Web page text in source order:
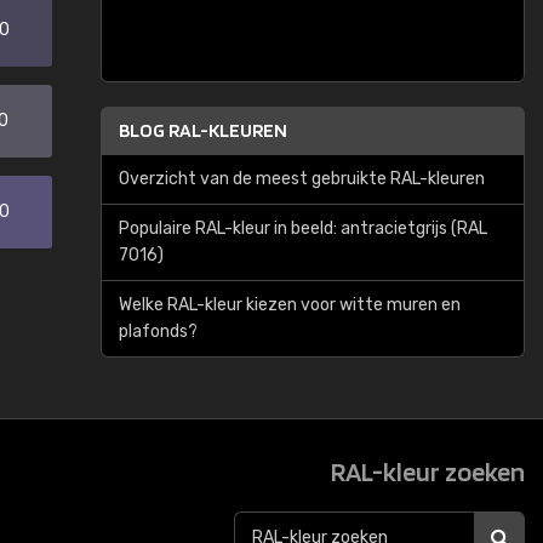
BLOG RAL-KLEUREN
Overzicht van de meest gebruikte RAL-kleuren
Populaire RAL-kleur in beeld: antracietgrijs (RAL
7016)
Welke RAL-kleur kiezen voor witte muren en
plafonds?
RAL-kleur zoeken